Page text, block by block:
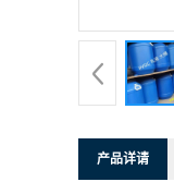
产品详请